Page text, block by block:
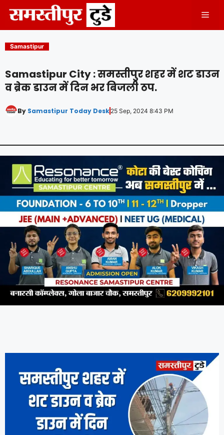
content
Samastipur
Samastipur City : समस्तीपुर शहर में शट डाउन
व ब्रेक डाउन में दिन भर बिजली ठप.
By Samastipur Today Desk 25 Sep, 2024 8:43 PM